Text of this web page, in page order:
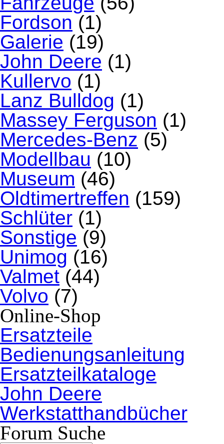
Fordson (1)
Galerie (19)
John Deere (1)
Kullervo (1)
Lanz Bulldog (1)
Massey Ferguson (1)
Mercedes-Benz (5)
Modellbau (10)
Museum (46)
Oldtimertreffen (159)
Schlüter (1)
Sonstige (9)
Unimog (16)
Valmet (44)
Volvo (7)
Online-Shop
Ersatzteile
Bedienungsanleitung
Ersatzteilkataloge
John Deere
Werkstatthandbücher
Forum Suche